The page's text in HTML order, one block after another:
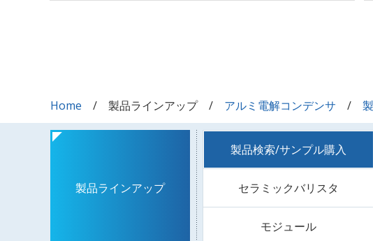
Home 製品ラインアップ アルミ電解コンデンサ
製品ラインアップ
製品検索/サンプル購入
セラミックバリスタ
モジュール